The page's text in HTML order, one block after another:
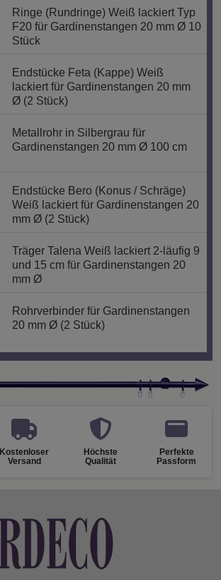
Ringe (Rundringe) Weiß lackiert Typ
F20 für Gardinenstangen 20 mm Ø 10
Stück
Endstücke Feta (Kappe) Weiß
lackiert für Gardinenstangen 20 mm
Ø (2 Stück)
Metallrohr in Silbergrau für
Gardinenstangen 20 mm Ø 100 cm
Endstücke Bero (Konus / Schräge)
Weiß lackiert für Gardinenstangen 20
mm Ø (2 Stück)
Träger Talena Weiß lackiert 2-läufig 9
und 15 cm für Gardinenstangen 20
mm Ø
Rohrverbinder für Gardinenstangen
20 mm Ø (2 Stück)
Kostenloser
Versand
Höchste
Qualität
Perfekte
Passform